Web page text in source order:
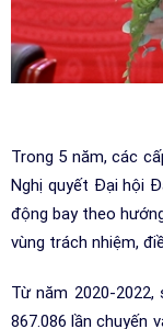
Trong 5 năm, các
Nghị quyết Đại hội
động bay theo
vùng trách nhiệm,
Từ năm 2020-
867.086 lần chuyến